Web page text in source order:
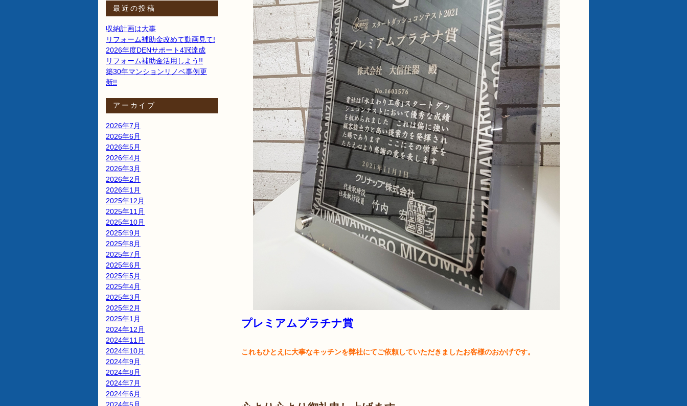
プレミアムプラチナ賞
これもひとえに大事なキッチンを弊社にてご依頼していただきましたお客様のおかげです。
最近の投稿
収納計画は大事
リフォーム補助金改めて動画見て!
2026年度DENサポート4冠達成
リフォーム補助金活用しよう!!
築30年マンションリノベ事例更
新!!
アーカイブ
2026年7月
2026年6月
2026年5月
2026年4月
2026年3月
2026年2月
2026年1月
2025年12月
2025年11月
2025年10月
2025年9月
2025年8月
2025年7月
2025年6月
2025年5月
2025年4月
2025年3月
2025年2月
2025年1月
2024年12月
2024年11月
2024年10月
2024年9月
2024年8月
2024年7月
2024年6月